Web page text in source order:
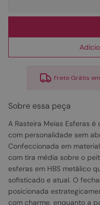
Frete Grátis
Sobre essa peça
A Rasteira Meias Esferas
com personalidade sem
Confeccionada em
com tira média sobre o
esferas em HBS metálico
sofisticado e atual. O
posicionada
com charme, enquanto a